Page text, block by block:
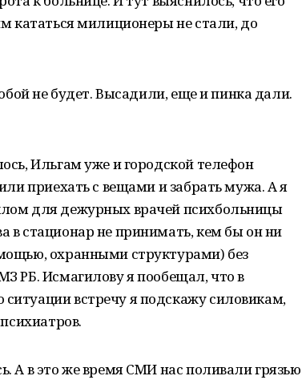
кататься милиционеры не стали, до
не будет. Высадили, еще и пинка дали.
Ильгам уже и городской телефон
приехать с вещами и забрать мужа. А я
для дежурных врачей психбольницы
в стационар не принимать, кем бы он ни
охранными структурами) без
РБ. Исмагилову я пообещал, что в
встречу я подскажу силовикам,
А в это же время СМИ нас поливали грязью